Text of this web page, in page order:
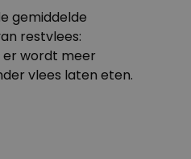
gemiddelde
restvlees:
er wordt meer
vlees laten eten.